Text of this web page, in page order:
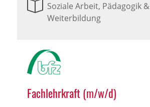
Soziale Arbeit, Pädagogik &
Weiterbildung
Fachlehrkraft (m/w/d)